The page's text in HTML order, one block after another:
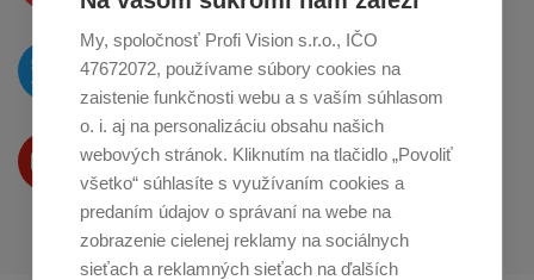
O novinkách píšeme
naTwitteri
Produkty Vám predstavujeme
na Youtube
My, spoločnosť Profi Vision s.r.o., IČO
47672072, používame súbory cookies na
zaistenie funkčnosti webu a s vaším súhlasom
o. i. aj na personalizáciu obsahu našich
webových stránok. Kliknutím na tlačidlo „Povoliť
všetko“ súhlasíte s využívaním cookies a
predaním údajov o správaní na webe na
zobrazenie cielenej reklamy na sociálnych
sieťach a reklamných sieťach na ďalších